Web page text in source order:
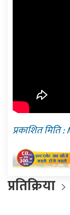
प्रकाशित मिति
प्रतिक्रिया